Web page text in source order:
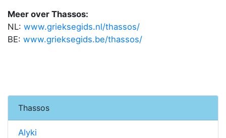
Meer over Thassos:
NL: www.grieksegids.nl/thassos/
BE: www.grieksegids.be/thassos/
Thassos
Alyki